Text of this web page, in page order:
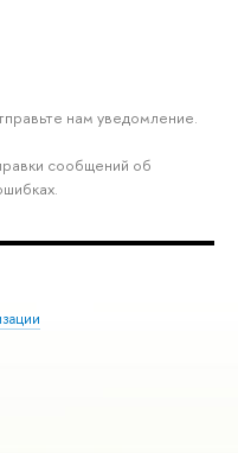
нам уведомление.
сообщений об